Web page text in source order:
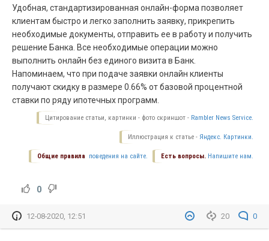
Удобная, стандартизированная онлайн-форма позволяет
клиентам быстро и легко заполнить заявку, прикрепить
необходимые документы, отправить ее в работу и получить
решение Банка. Все необходимые операции можно
выполнить онлайн без единого визита в Банк.
Напоминаем, что при подаче заявки онлайн клиенты
получают скидку в размере 0.66% от базовой процентной
ставки по ряду ипотечных программ.
Цитирование статьи, картинки - фото скриншот - Rambler News Service.
Иллюстрация к статье - Яндекс. Картинки.
Есть вопросы. Напишите нам.
Общие правила поведения на сайте.
0
20 0
12-08-2020, 12:51